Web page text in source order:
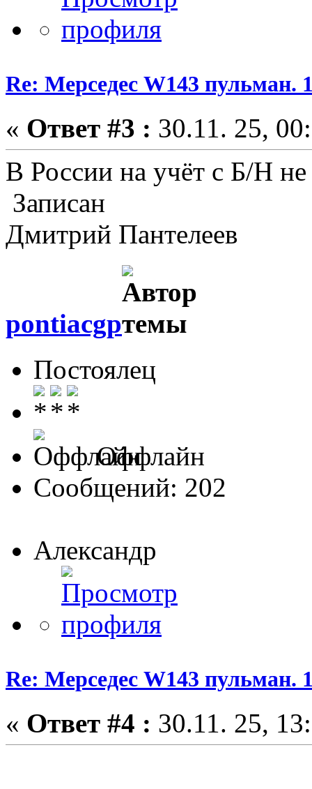
Re: Мерседес W143 пульман.
« Ответ #3 : 30.11. 25,
В России на учёт с Б/Н
Записан
Дмитрий Пантелеев
pontiacgp
Постоялец
Оффлайн
Сообщений: 202
Александр
Re: Мерседес W143 пульман.
« Ответ #4 : 30.11. 25,